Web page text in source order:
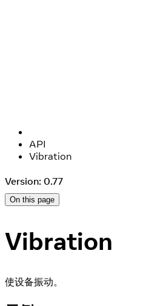
API
Vibration
Version: 0.77
On this page
Vibration
使设备振动。